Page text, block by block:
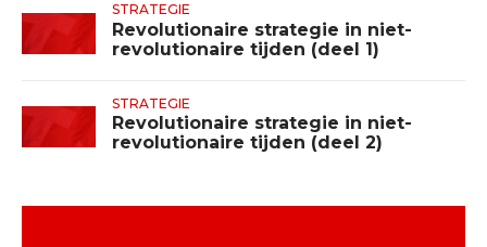
STRATEGIE
Revolutionaire strategie in niet-
revolutionaire tijden (deel 1)
STRATEGIE
Revolutionaire strategie in niet-
revolutionaire tijden (deel 2)